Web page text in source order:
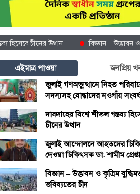
চীনের উত্থান বিজ্ঞান – উদ্ভাবন ও কৃত্রিম
এইমাত্র পাওয়া
জনপ্রিয়
জুলাই গণঅভ্যুত্থানে নিহত
সদস্যসহ যোদ্ধাদের নওগাঁয়
দাবদাহের বিশ্বে শীতল গন্তব্য
চীনের উত্থান
জুলাই আন্দোলনে আহতদের
দেওয়া চিকিৎসক ডা. শামীম
বিজ্ঞান – উদ্ভাবন ও কৃত্রিম
ভবিষ্যতের চীন